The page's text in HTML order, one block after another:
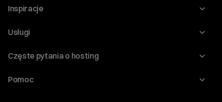
O nas
Program Korzyści dla Inwestorów
Regulaminy i specyfikacje
Inspiracje
Blog
WordPress
Audyt stron
Usługi
Domeny
Częste pytania o hosting
Jak przenieść stronę?
Pomoc